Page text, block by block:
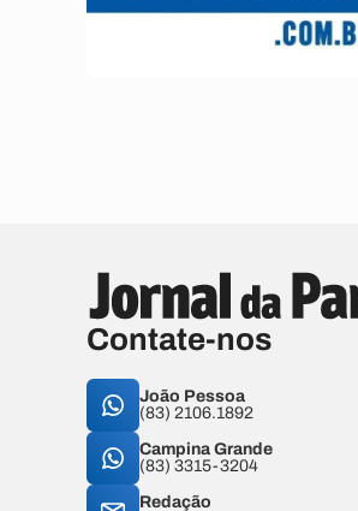
Contate-nos
João Pessoa
(83) 2106.1892
Campina Grande
(83) 3315-3204
Redação